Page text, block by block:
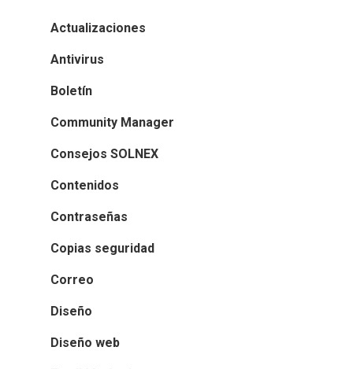
Actualizaciones
Antivirus
Boletín
Community Manager
Consejos SOLNEX
Contenidos
Contraseñas
Copias seguridad
Correo
Diseño
Diseño web